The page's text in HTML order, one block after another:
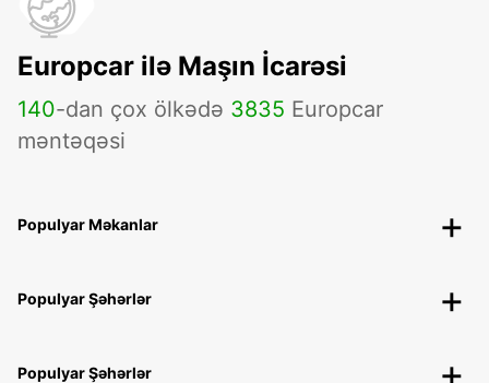
Europcar ilə Maşın İcarəsi
140-dan çox ölkədə 3835 Europcar
məntəqəsi
Populyar Məkanlar
Populyar Şəhərlər
Populyar Şəhərlər